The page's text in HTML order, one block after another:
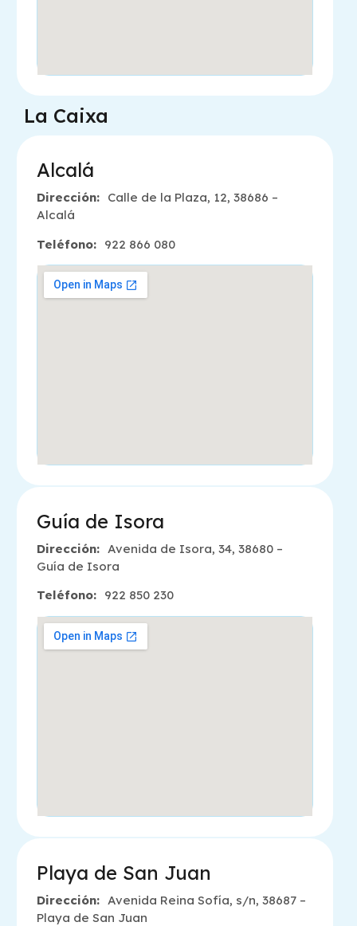
La Caixa
Alcalá
Dirección: Calle de la Plaza, 12, 38686 –
Alcalá
Teléfono: 922 866 080
Guía de Isora
Dirección: Avenida de Isora, 34, 38680 –
Guía de Isora
Teléfono: 922 850 230
Playa de San Juan
Dirección: Avenida Reina Sofía, s/n, 38687 –
Playa de San Juan